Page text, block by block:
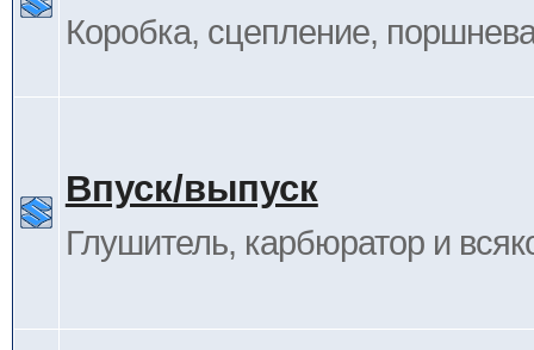
Коробка, сцепление,
Впуск/выпуск
Глушитель, карбюратор и